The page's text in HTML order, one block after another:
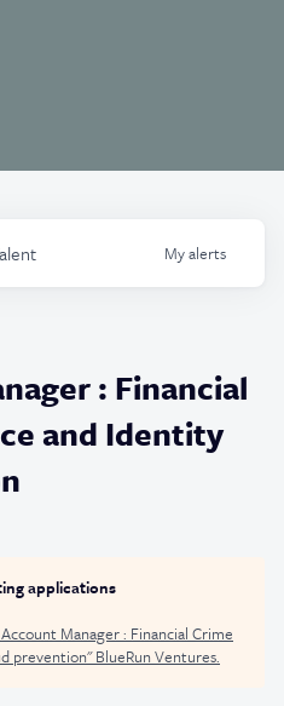
Myalerts
: Financial
and Identity
applications
Manager : Financial Crime
prevention"BlueRun Ventures.